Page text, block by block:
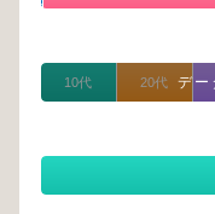
1%
デー
10代 20代